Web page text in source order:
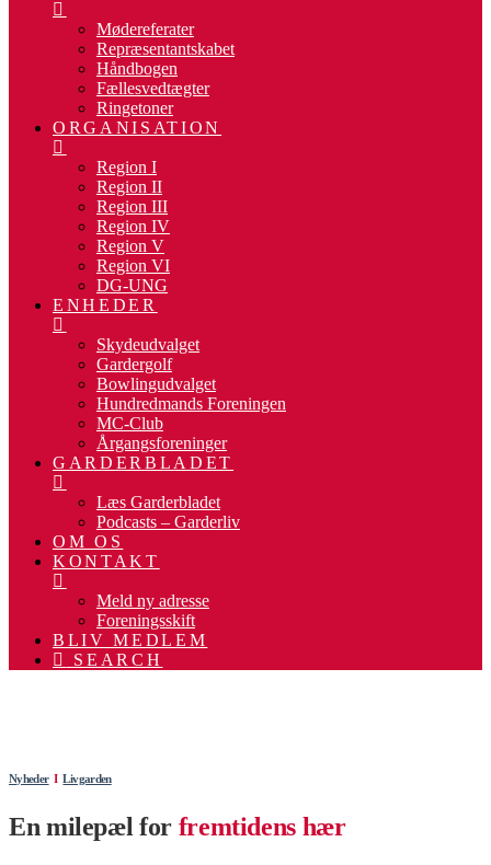
Mødereferater
Repræsentantskabet
Håndbogen
Fællesvedtægter
Ringetoner
ORGANISATION
Region I
Region II
Region III
Region IV
Region V
Region VI
DG-UNG
ENHEDER
Skydeudvalget
Gardergolf
Bowlingudvalget
Hundredmands Foreningen
MC-Club
Årgangsforeninger
GARDERBLADET
Læs Garderbladet
Podcasts – Garderliv
OM OS
KONTAKT
Meld ny adresse
Foreningsskift
BLIV MEDLEM
SEARCH
NyhederΙLivgarden
En milepæl for fremtidens hær